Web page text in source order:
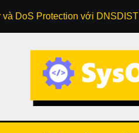
DoS Protection với DNSDIST